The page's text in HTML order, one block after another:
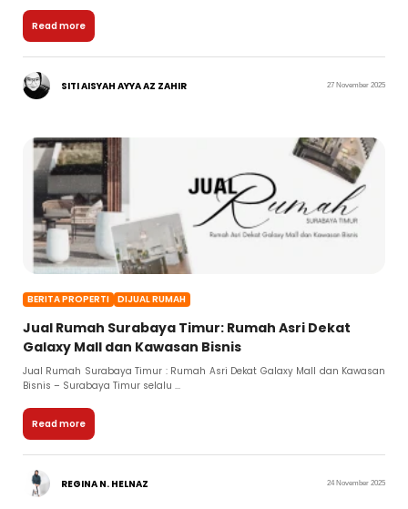
Read more
SITI AISYAH AYYA AZ ZAHIR 27 November 2025
BERITA PROPERTI DIJUAL RUMAH
Jual Rumah Surabaya Timur: Rumah Asri Dekat
Galaxy Mall dan Kawasan Bisnis
Jual Rumah Surabaya Timur : Rumah Asri Dekat Galaxy Mall dan Kawasan
Bisnis – Surabaya Timur selalu ...
Read more
REGINA N. HELNAZ 24 November 2025